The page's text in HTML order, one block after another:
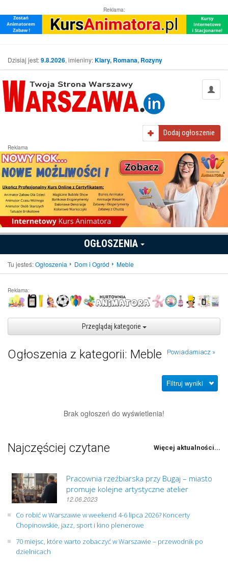
Reklama:
Dzisiaj jest:9.8.2026, imieniny:Klary, Romana, Rozyny
Dodaj ogłoszenie
Reklama
OGŁOSZENIA
Tu jesteś:Ogłoszenia Dom i Ogród Meble
Reklama:
Przeglądaj kategorie
Ogłoszenia z kategorii: Meble Powiadamiacz »
Filtruj wyniki
Brak ogłoszeń do wyświetlenia!
Najczęściej czytane Więcej aktualności...
Pracownia rzeźbiarska przy Bugaj – miasto
promuje kolejne artystyczne atelier
12.06.2023
Co robić w Warszawie w weekend 4-6 lipca 2026? Koncerty
Chopinowskie, jazz, sport i kino plenerowe
70 miejsc, które warto zobaczyć w Warszawie – przewodnik po
dzielnicach